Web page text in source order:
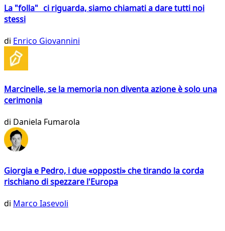
La "folla" ci riguarda, siamo chiamati a dare tutti noi
stessi
di Enrico Giovannini
Marcinelle, se la memoria non diventa azione è solo una
cerimonia
di Daniela Fumarola
Giorgia e Pedro, i due «opposti» che tirando la corda
rischiano di spezzare l'Europa
di Marco Iasevoli